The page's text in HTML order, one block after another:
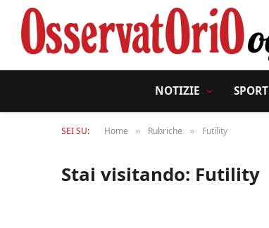
NOTIZIE SPORT
SEI SU: Home » Rubriche » Futility
Stai visitando: Futility